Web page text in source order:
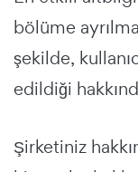
bölüme
şekilde,
edildiği
Şirketiniz